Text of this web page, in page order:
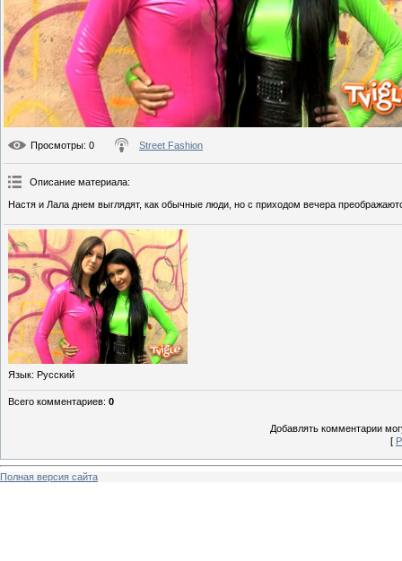
Просмотры: 0 Street Fashion
Описание материала:
Настя и Лала днем выглядят, как обычные люди, но с приходом вечера
Язык: Русский
Всего комментариев: 0
Добавлять комментарии
[
Полная версия сайта